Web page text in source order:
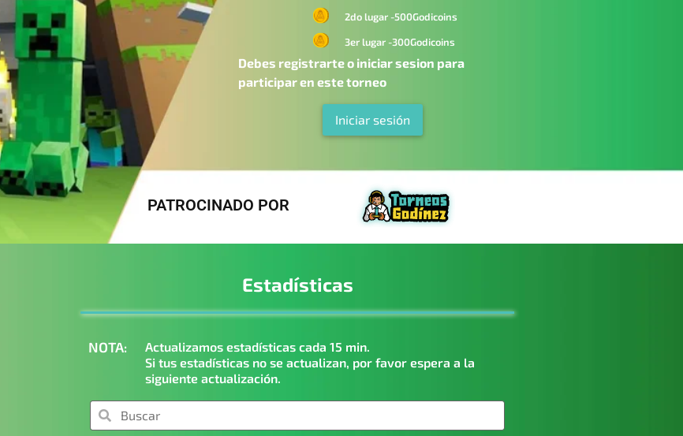
2do lugar -500Godicoins
3er lugar -300Godicoins
Debes registrarte o iniciar sesion para
participar en este torneo
Iniciar sesión
PATROCINADO POR
Estadísticas
NOTA:
Actualizamos estadísticas cada 15 min.
Si tus estadísticas no se actualizan, por favor espera a la
siguiente actualización.